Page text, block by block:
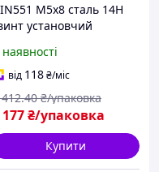
М5х8 сталь 14H
установчий
SL4 (500шт.)
від 118₴/міс
177₴/упаковка
.40 ₴/упаковка
Купити